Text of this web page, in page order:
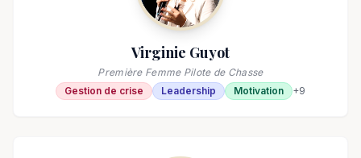
Virginie Guyot
Première Femme Pilote de Chasse
Gestion de crise
Leadership Motivation +9